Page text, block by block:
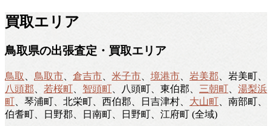
買取エリア
鳥取県の出張査定・買取エリア
鳥取 鳥取市 倉吉市 米子市 境港市 岩美郡 、岩美町、
八頭郡、 若桜町 智頭町 、八頭町、東伯郡、 三朝町
湯梨浜
町 、琴浦町、北栄町、西伯郡、日吉津村、 大山町 、南部町、
伯耆町、日野郡、日南町、日野町、江府町 (全域)